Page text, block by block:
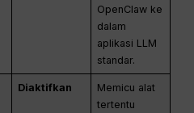
OpenClaw ke
dalam
aplikasi LLM
standar.
Diaktifkan
Memicu alat
tertentu